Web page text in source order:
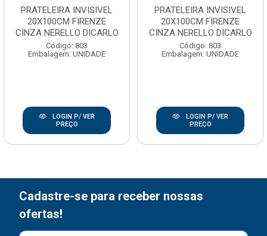
PRATELEIRA INVISIVEL
20X100CM FIRENZE
CINZA NERELLO DICARLO
Código: 803
Embalagem: UNIDADE
LOGIN P/ VER
PREÇO
PRATELEIRA INVISIVEL
20X100CM FIRENZE
CINZA NERELLO DICARLO
Código: 803
Embalagem: UNIDADE
LOGIN P/ VER
PREÇO
Cadastre-se para receber nossas
ofertas!